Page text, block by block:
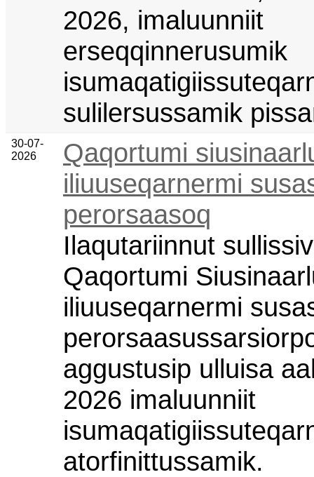
2026, imaluunniit
erseqqinnerusumik
sulilersussamik
30-07-
2026
Qaqortumi
iliuuseqarnermi
perorsaasoq
Ilaqutariinnut
Qaqortumi
iliuuseqarnermi
aggustusip ulluisa
2026 imaluunniit
atorfinittussamik.